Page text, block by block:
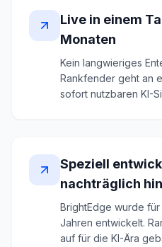
Live in einem
Monaten
Kein langwieriges
Rankfender geht an
sofort nutzbaren KI-
Speziell
nachträglich
BrightEdge wurde
Jahren entwickelt.
auf für die KI-Ära